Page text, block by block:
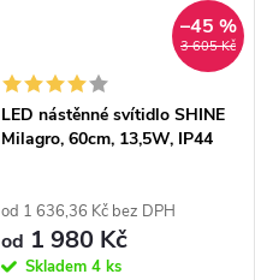
3 605 Kč
–45 %
LED nástěnné svítidlo SHINE
Milagro, 60cm, 13,5W, IP44
od 1 636,36 Kč bez DPH
od 1 980 Kč
Skladem 4 ks